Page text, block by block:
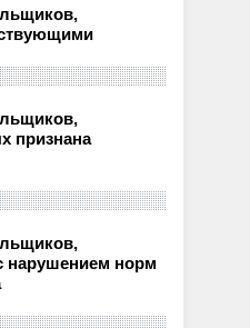
признана
нарушением норм